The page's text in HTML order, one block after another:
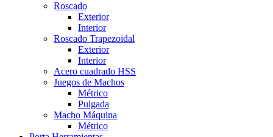
Roscado
Exterior
Interior
Roscado Trapezoidal
Exterior
Interior
Acero cuadrado HSS
Juegos de Machos
Métrico
Pulgada
Macho Máquina
Métrico